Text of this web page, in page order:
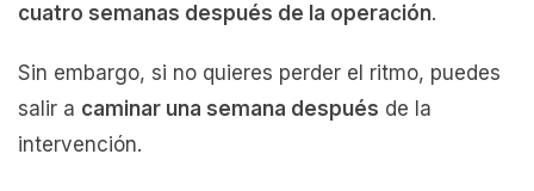
cuatro semanas después de la operación.
Sin embargo, si no quieres perder el ritmo, puedes
salir a caminar una semana después de la
intervención.